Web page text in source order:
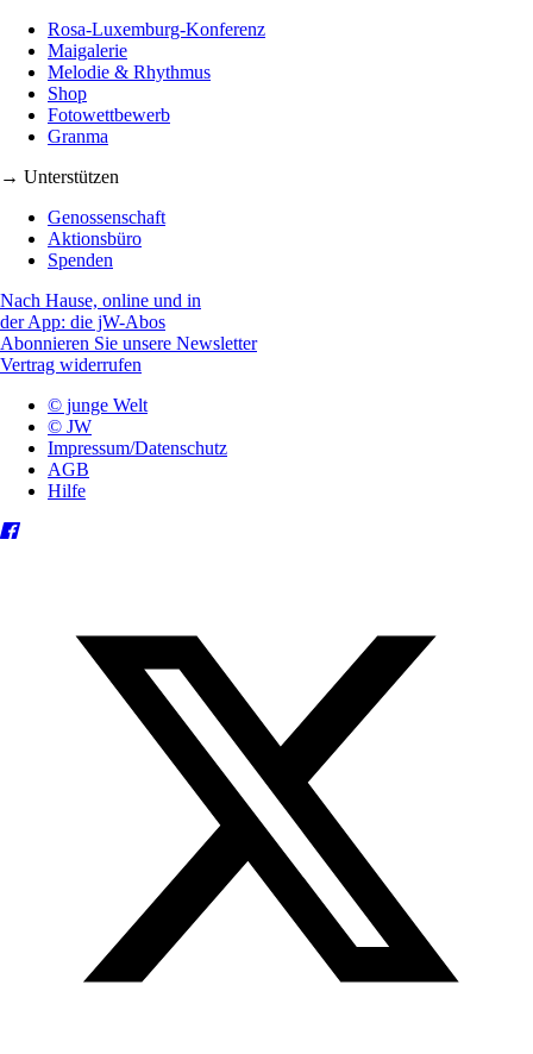
Rosa-Luxemburg-Konferenz
Maigalerie
Melodie & Rhythmus
Shop
Fotowettbewerb
Granma
→ Unterstützen
Genossenschaft
Aktionsbüro
Spenden
Nach Hause, online und in
der App: die jW-Abos
Abonnieren Sie unsere Newsletter
Vertrag widerrufen
© junge Welt
© JW
Impressum/Datenschutz
AGB
Hilfe